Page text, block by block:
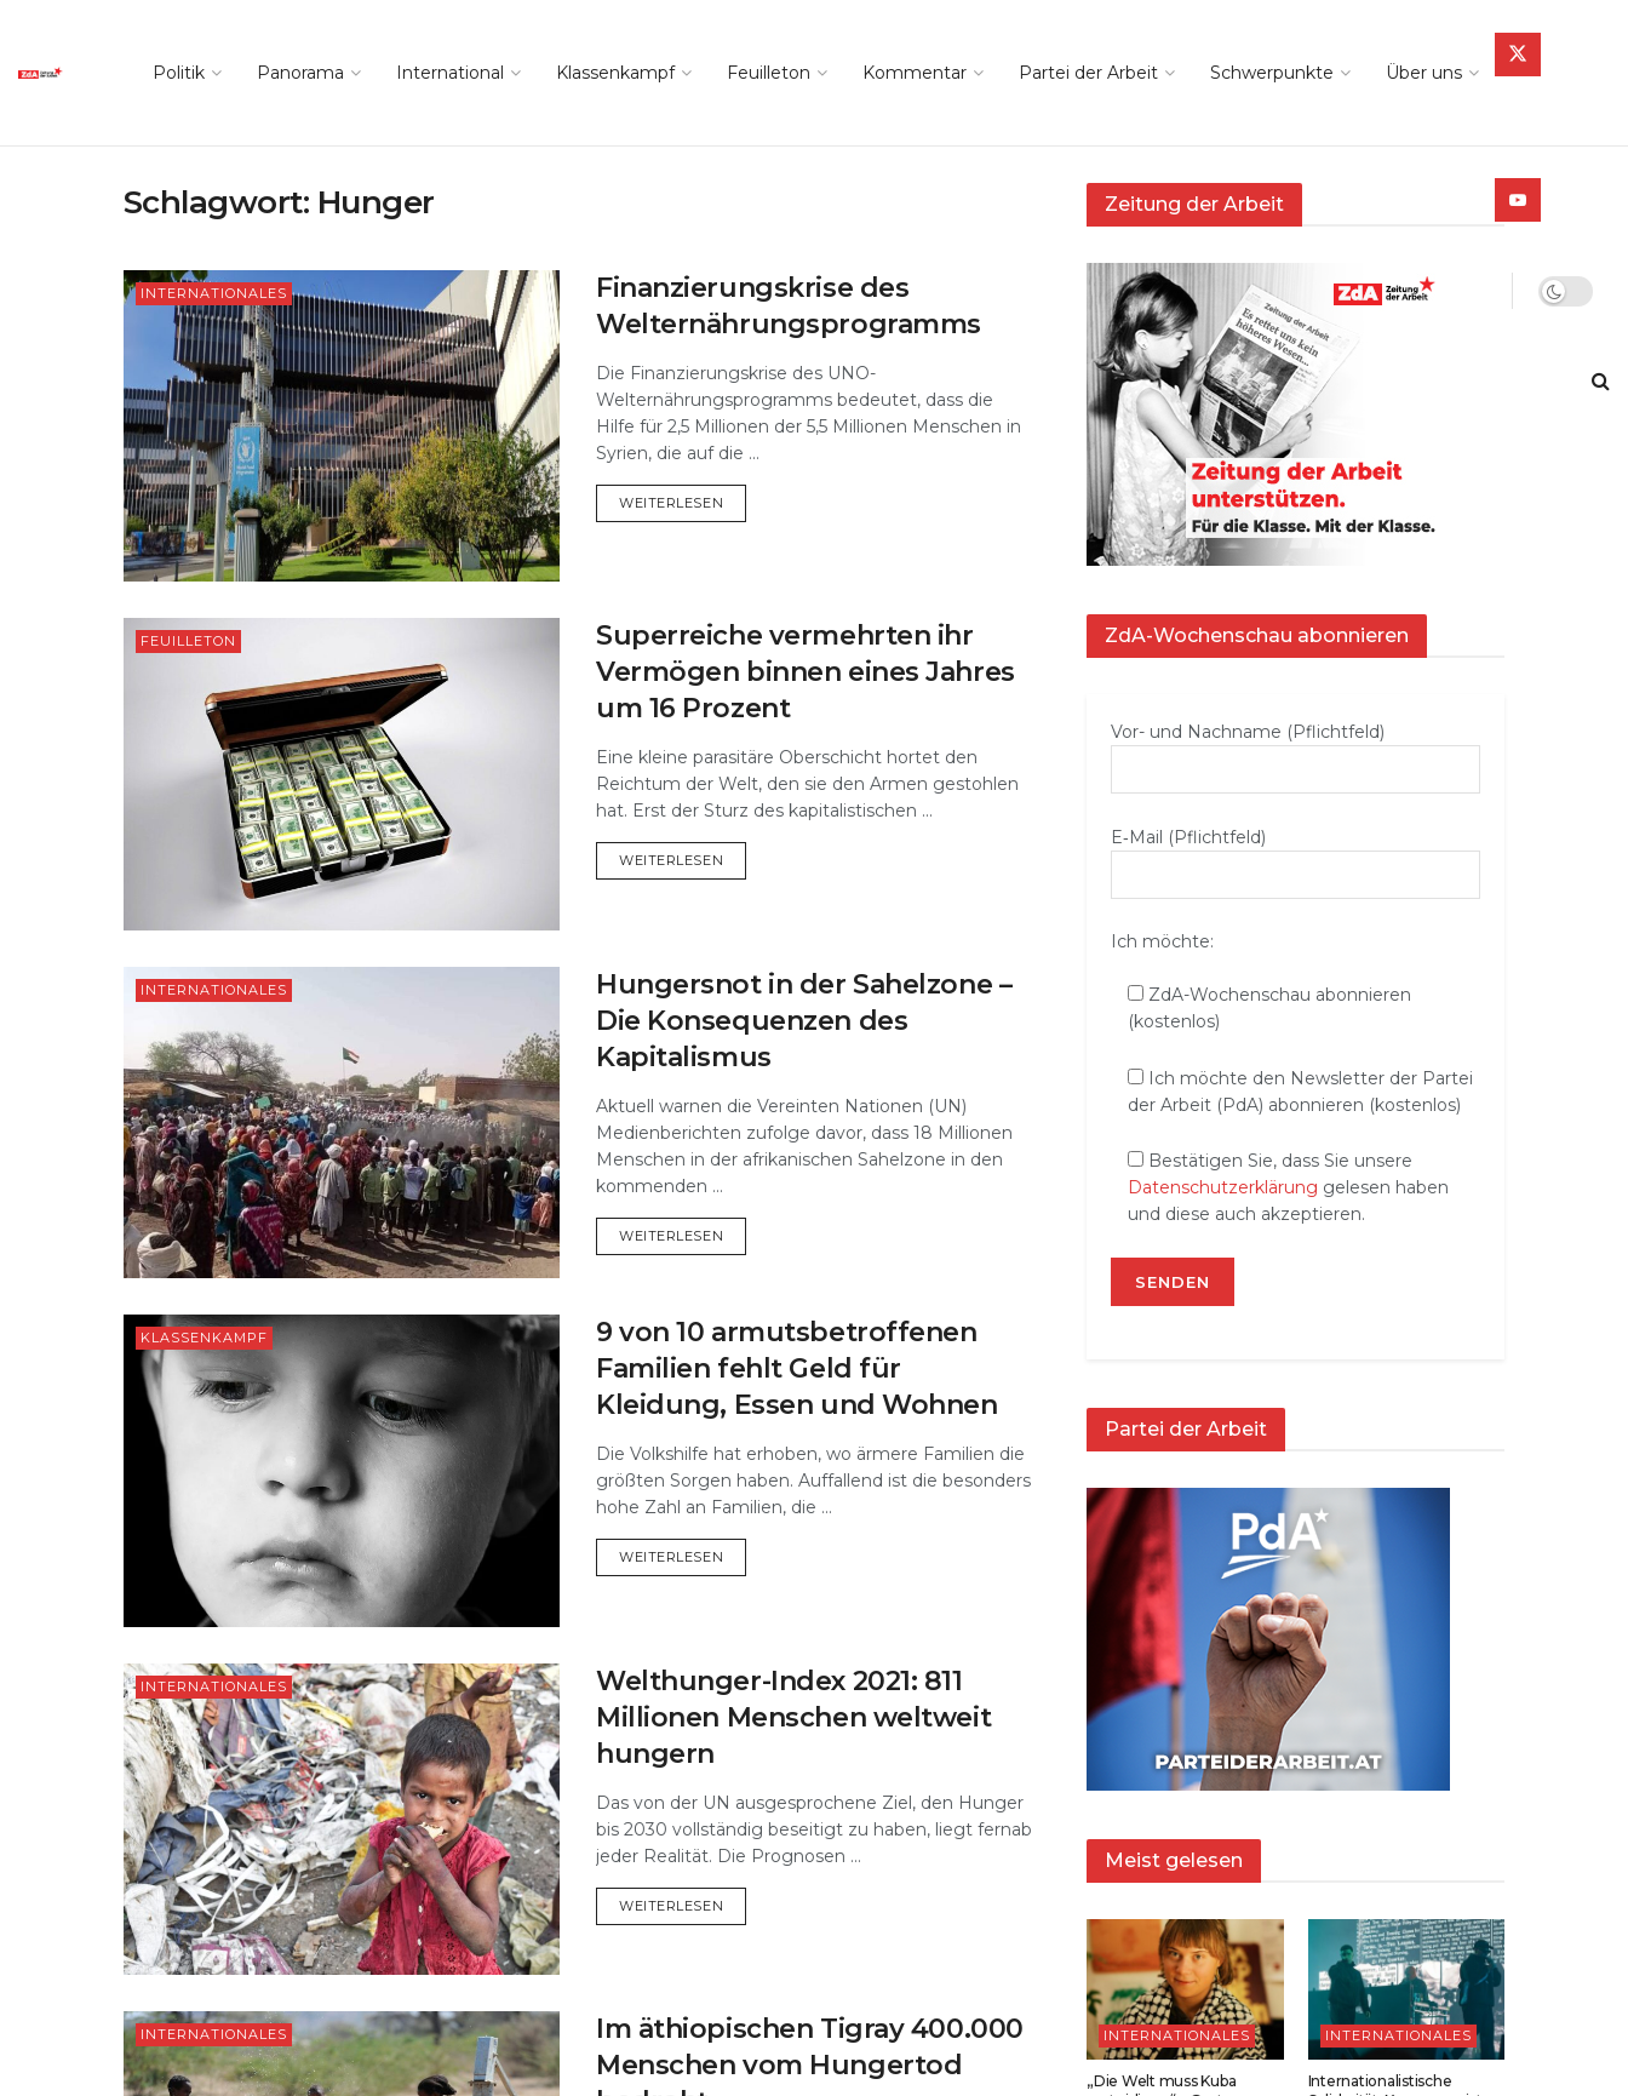
Politik Panorama International Klassenkampf Feuilleton Kommentar Partei der Arbeit Schwerpunkte Über uns
Schlagwort: Hunger
INTERNATIONALES
Finanzierungskrise des
Welternährungsprogramms
Die Finanzierungskrise des UNO-
Welternährungsprogramms bedeutet, dass die
Hilfe für 2,5 Millionen der 5,5 Millionen Menschen in
Syrien, die auf die ...
WEITERLESEN
FEUILLETON
Superreiche vermehrten ihr
Vermögen binnen eines Jahres
um 16 Prozent
Eine kleine parasitäre Oberschicht hortet den
Reichtum der Welt, den sie den Armen gestohlen
hat. Erst der Sturz des kapitalistischen ...
WEITERLESEN
INTERNATIONALES
Hungersnot in der Sahelzone –
Die Konsequenzen des
Kapitalismus
Aktuell warnen die Vereinten Nationen (UN)
Medienberichten zufolge davor, dass 18 Millionen
Menschen in der afrikanischen Sahelzone in den
kommenden ...
WEITERLESEN
KLASSENKAMPF
9 von 10 armutsbetroffenen
Familien fehlt Geld für
Kleidung, Essen und Wohnen
Die Volkshilfe hat erhoben, wo ärmere Familien die
größten Sorgen haben. Auffallend ist die besonders
hohe Zahl an Familien, die ...
WEITERLESEN
INTERNATIONALES
Welthunger-Index 2021: 811
Millionen Menschen weltweit
hungern
Das von der UN ausgesprochene Ziel, den Hunger
bis 2030 vollständig beseitigt zu haben, liegt fernab
jeder Realität. Die Prognosen ...
WEITERLESEN
INTERNATIONALES
Im äthiopischen Tigray 400.000
Menschen vom Hungertod
Zeitung der Arbeit
ZdA-Wochenschau abonnieren
Vor- und Nachname (Pflichtfeld)
E‑Mail (Pflichtfeld)
Ich möchte:
ZdA-Wochenschau abonnieren
(kostenlos)
Ich möchte den Newsletter der Partei
der Arbeit (PdA) abonnieren (kostenlos)
Bestätigen Sie, dass Sie unsere
Datenschutzerklärung gelesen haben
und diese auch akzeptieren.
Partei der Arbeit
Meist gelesen
INTERNATIONALES
„Die Welt muss Kuba
INTERNATIONALES
Internationalistische